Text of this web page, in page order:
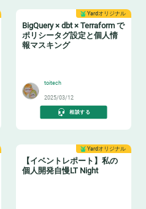
Yardオリジナル
BigQuery × dbt × Terraform で
ポリシータグ設定と個人情
報マスキング
toitech
2025/03/12
相談する
Yardオリジナル
【イベントレポート】私の
個人開発自慢LT Night